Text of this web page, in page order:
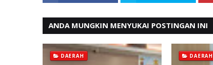
ANDA MUNGKIN MENYUKAI POSTINGAN INI
DAERAH DAERAH